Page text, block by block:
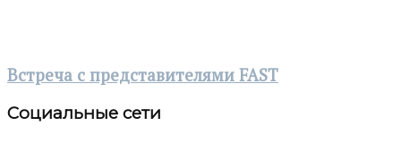
Встреча с представителями FAST
Социальные сети